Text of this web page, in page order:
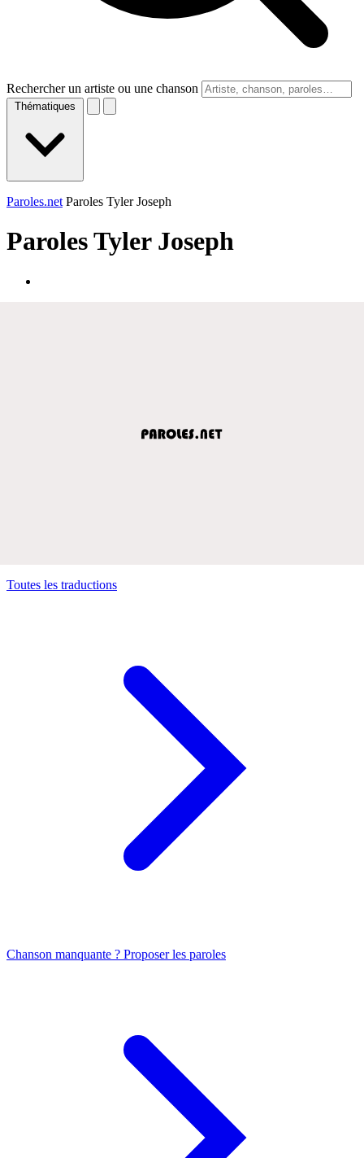
Rechercher un artiste ou une chanson
Thématiques
Paroles.net Paroles Tyler Joseph
ParolesTyler Joseph
Toutes les traductions
Chanson manquante ? Proposer les paroles